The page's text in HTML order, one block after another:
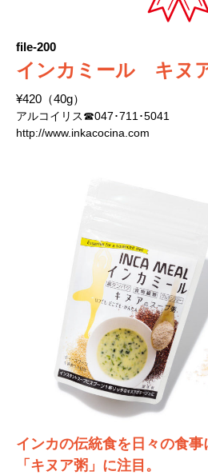
file-200
インカミール キヌ
¥420（40g）
アルコイリス☎047･711･5041
http://www.inkacocina.com
インカの伝統食を日々の食
「キヌア粥」に注目。